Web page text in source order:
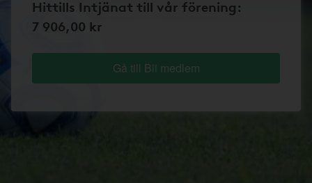
Hittills Intjänat till vår förening:
7 906,00 kr
Gå till Bli medlem